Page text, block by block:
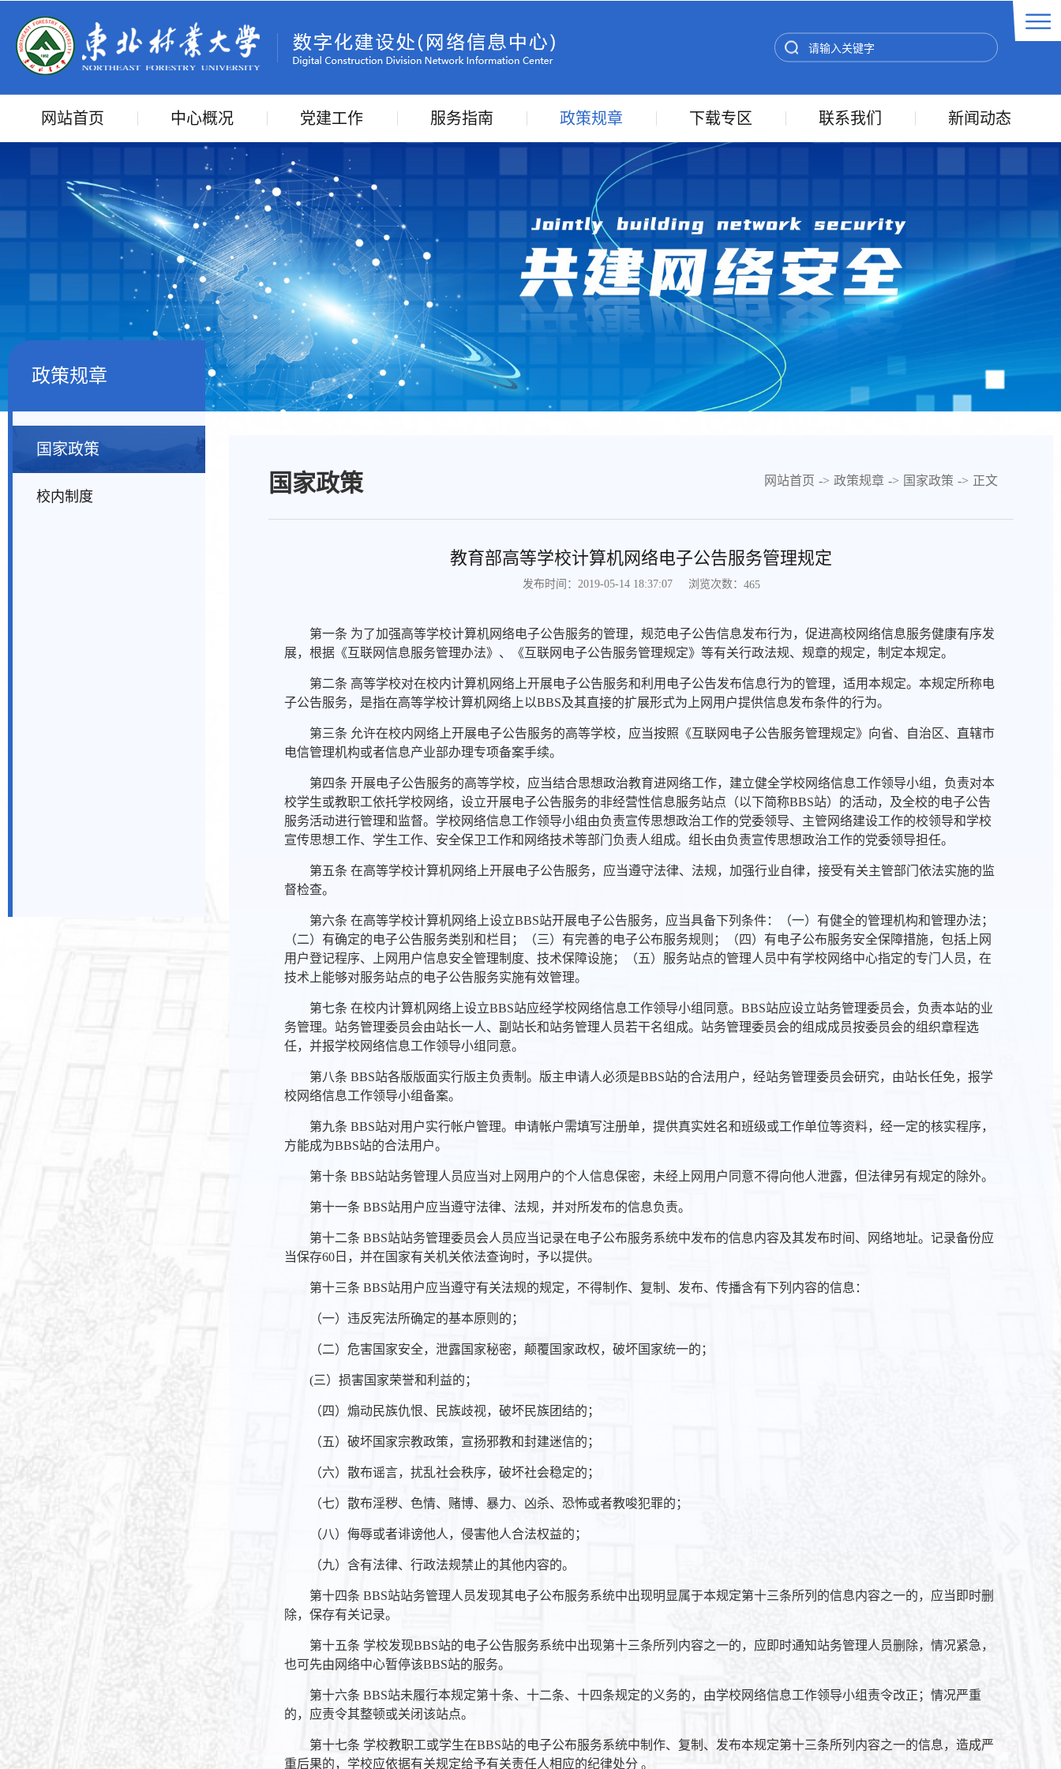
网站首页 中心概况 党建工作 服务指南 政策规章 下载专区 联系我们 新闻动态
政策规章
国家政策
校内制度
国家政策 网站首页 -> 政策规章 -> 国家政策 -> 正文
教育部高等学校计算机网络电子公告服务管理规定
发布时间：2019-05-14 18:37:07 浏览次数： 465
第一条 为了加强高等学校计算机网络电子公告服务的管理，规范电子公告信息发布行为，促进高校网络信息服务健康有序发
展，根据《互联网信息服务管理办法》、《互联网电子公告服务管理规定》等有关行政法规、规章的规定，制定本规定。
第二条 高等学校对在校内计算机网络上开展电子公告服务和利用电子公告发布信息行为的管理，适用本规定。本规定所称电
子公告服务，是指在高等学校计算机网络上以BBS及其直接的扩展形式为上网用户提供信息发布条件的行为。
第三条 允许在校内网络上开展电子公告服务的高等学校，应当按照《互联网电子公告服务管理规定》向省、自治区、直辖市
电信管理机构或者信息产业部办理专项备案手续。
第四条 开展电子公告服务的高等学校，应当结合思想政治教育进网络工作，建立健全学校网络信息工作领导小组，负责对本
校学生或教职工依托学校网络，设立开展电子公告服务的非经营性信息服务站点（以下简称BBS站）的活动，及全校的电子公告
服务活动进行管理和监督。学校网络信息工作领导小组由负责宣传思想政治工作的党委领导、主管网络建设工作的校领导和学校
宣传思想工作、学生工作、安全保卫工作和网络技术等部门负责人组成。组长由负责宣传思想政治工作的党委领导担任。
第五条 在高等学校计算机网络上开展电子公告服务，应当遵守法律、法规，加强行业自律，接受有关主管部门依法实施的监
督检查。
第六条 在高等学校计算机网络上设立BBS站开展电子公告服务，应当具备下列条件：（一）有健全的管理机构和管理办法；
（二）有确定的电子公告服务类别和栏目；（三）有完善的电子公布服务规则；（四）有电子公布服务安全保障措施，包括上网
用户登记程序、上网用户信息安全管理制度、技术保障设施；（五）服务站点的管理人员中有学校网络中心指定的专门人员，在
技术上能够对服务站点的电子公告服务实施有效管理。
第七条 在校内计算机网络上设立BBS站应经学校网络信息工作领导小组同意。BBS站应设立站务管理委员会，负责本站的业
务管理。站务管理委员会由站长一人、副站长和站务管理人员若干名组成。站务管理委员会的组成成员按委员会的组织章程选
任，并报学校网络信息工作领导小组同意。
第八条 BBS站各版版面实行版主负责制。版主申请人必须是BBS站的合法用户，经站务管理委员会研究，由站长任免，报学
校网络信息工作领导小组备案。
第九条 BBS站对用户实行帐户管理。申请帐户需填写注册单，提供真实姓名和班级或工作单位等资料，经一定的核实程序，
方能成为BBS站的合法用户。
第十条 BBS站站务管理人员应当对上网用户的个人信息保密，未经上网用户同意不得向他人泄露，但法律另有规定的除外。
第十一条 BBS站用户应当遵守法律、法规，并对所发布的信息负责。
第十二条 BBS站站务管理委员会人员应当记录在电子公布服务系统中发布的信息内容及其发布时间、网络地址。记录备份应
当保存60日，并在国家有关机关依法查询时，予以提供。
第十三条 BBS站用户应当遵守有关法规的规定，不得制作、复制、发布、传播含有下列内容的信息：
（一）违反宪法所确定的基本原则的；
（二）危害国家安全，泄露国家秘密，颠覆国家政权，破坏国家统一的；
(三）损害国家荣誉和利益的；
（四）煽动民族仇恨、民族歧视，破坏民族团结的；
（五）破坏国家宗教政策，宣扬邪教和封建迷信的；
（六）散布谣言，扰乱社会秩序，破坏社会稳定的；
（七）散布淫秽、色情、赌博、暴力、凶杀、恐怖或者教唆犯罪的；
（八）侮辱或者诽谤他人，侵害他人合法权益的；
（九）含有法律、行政法规禁止的其他内容的。
第十四条 BBS站站务管理人员发现其电子公布服务系统中出现明显属于本规定第十三条所列的信息内容之一的，应当即时删
除，保存有关记录。
第十五条 学校发现BBS站的电子公告服务系统中出现第十三条所列内容之一的，应即时通知站务管理人员删除，情况紧急，
也可先由网络中心暂停该BBS站的服务。
第十六条 BBS站未履行本规定第十条、十二条、十四条规定的义务的，由学校网络信息工作领导小组责令改正；情况严重
的，应责令其整顿或关闭该站点。
第十七条 学校教职工或学生在BBS站的电子公布服务系统中制作、复制、发布本规定第十三条所列内容之一的信息，造成严
重后果的，学校应依据有关规定给予有关责任人相应的纪律处分 。